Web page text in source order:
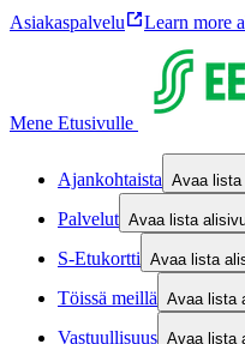
Asiakaspalvelu Learn more
Mene Etusivulle
Ajankohtaista Avaa
Palvelut Avaa lista
S-Etukortti Avaa lista
Töissä meillä Avaa lista
Vastuullisuus Avaa lista